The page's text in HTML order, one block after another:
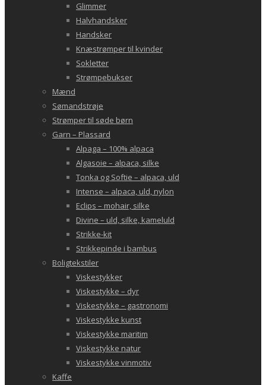
Glimmer
Halvhandsker
Handsker
Knæstrømper til kvinder
Sokletter
Strømpebukser
Mænd
Sømandstrøje
Strømper til søde børn
Garn – Plassard
Alpaga – 100% alpaca
Algasoie – alpaca, silke
Tonka og Softie – alpaca, uld
Intense – alpaca, uld, nylon
Eclips – mohair, silke
Divine – uld, silke, kameluld
Strikke-kit
Strikkepinde i bambus
Boligtekstiler
Viskestykker
Viskestykke – dyr
Viskestykke – gastronomi
Viskestykke kunst
Viskestykke maritim
Viskestykke natur
Viskestykke vinmotiv
Kaffe